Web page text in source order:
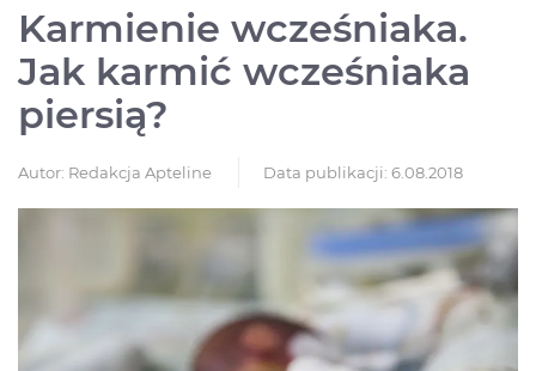
Karmienie wcześniaka.
Jak karmić wcześniaka
piersią?
Autor: Redakcja Apteline Data publikacji: 6.08.2018